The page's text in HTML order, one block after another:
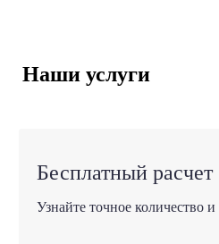
Наши услуги
Бесплатный расчет
Узнайте точное количество и